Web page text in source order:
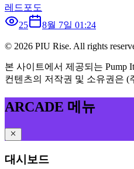
레드포도
25
8월 7일 01:24
© 2026 PIU Rise. All rights
본 사이트에서 제공되는 Pump
컨텐츠의 저작권 및 소유권은 (
ARCADE 메뉴
대시보드